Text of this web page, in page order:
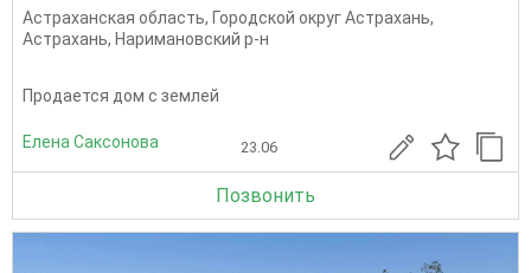
Астраханская область, Городской округ Астрахань,
Астрахань, Наримановский р-н
Продается дом с землей
Елена Саксонова 23.06
Позвонить